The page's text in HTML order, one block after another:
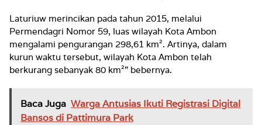
Laturiuw merincikan pada tahun 2015, melalui
Permendagri Nomor 59, luas wilayah Kota Ambon
mengalami pengurangan 298,61 km². Artinya, dalam
kurun waktu tersebut, wilayah Kota Ambon telah
berkurang sebanyak 80 km²” bebernya.
Baca Juga Warga Antusias Ikuti Registrasi Digital
Bansos di Pattimura Park